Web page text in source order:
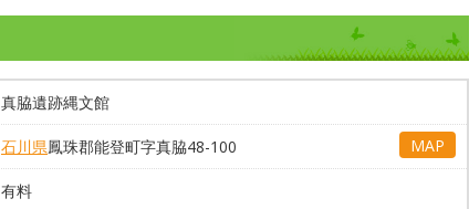
真脇遺跡縄文館
石川県鳳珠郡能登町字真脇48-100 MAP
有料